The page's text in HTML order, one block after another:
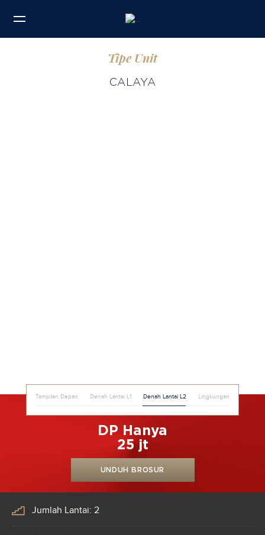
Tipe Unit
CALAYA
Tampilan Depan Denah Lantai L1 Denah Lantai L2 Lingkungan
DP Hanya
25 jt
UNDUH BROSUR
Jumlah Lantai: 2